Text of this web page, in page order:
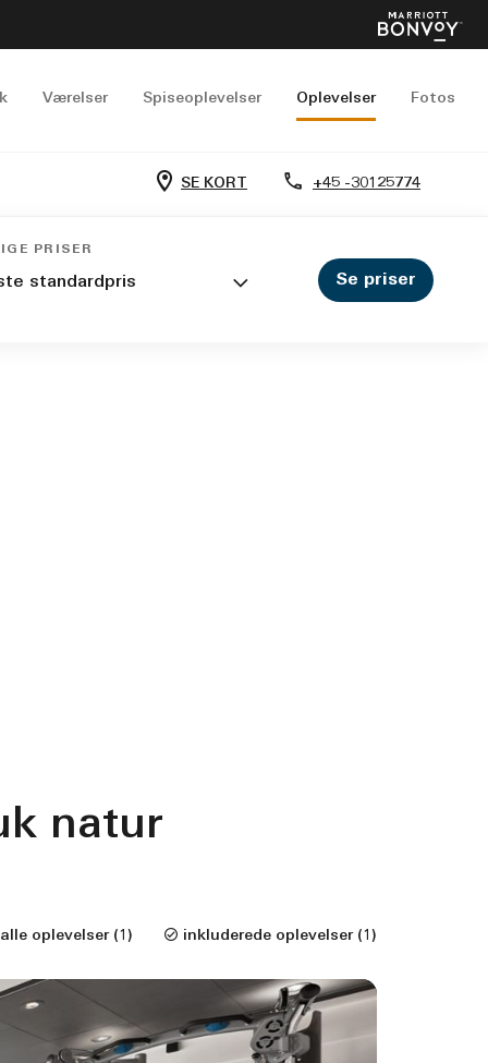
Værelser Spiseoplevelser Oplevelser Fotos
SE KORT +45 -30125774
PRISER
standardpris Se priser
natur
alle oplevelser (1) inkluderede oplevelser (1)